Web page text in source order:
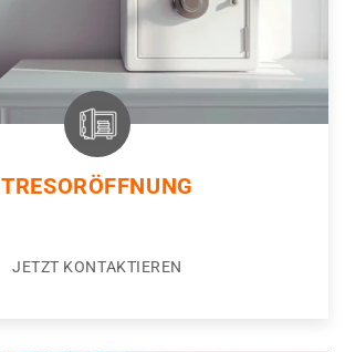
TRESORÖFFNUNG
JETZT KONTAKTIEREN